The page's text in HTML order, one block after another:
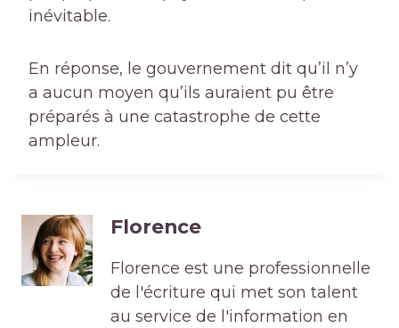
inévitable.
En réponse, le gouvernement dit qu’il n’y
a aucun moyen qu’ils auraient pu être
préparés à une catastrophe de cette
ampleur.
Florence
Florence est une professionnelle
de l'écriture qui met son talent
au service de l'information en